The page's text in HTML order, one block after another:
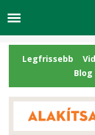
Legfrissebb
Blog